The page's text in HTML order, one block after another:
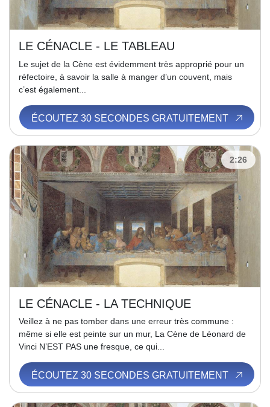
LE CÉNACLE - LE TABLEAU
Le sujet de la Cène est évidemment très approprié pour un
réfectoire, à savoir la salle à manger d’un couvent, mais
c’est également...
ÉCOUTEZ 30 SECONDES GRATUITEMENT
2:26
LE CÉNACLE - LA TECHNIQUE
Veillez à ne pas tomber dans une erreur très commune :
même si elle est peinte sur un mur, La Cène de Léonard de
Vinci N’EST PAS une fresque, ce qui...
ÉCOUTEZ 30 SECONDES GRATUITEMENT